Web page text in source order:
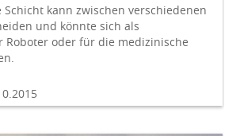
Schicht kann zwischen verschiedenen
und könnte sich als
Roboter oder für die medizinische